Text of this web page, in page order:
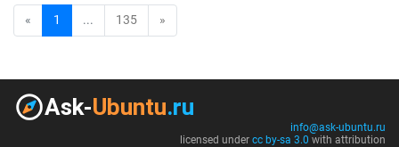
« 1 ... 135 »
info@ask-ubuntu.ru
licensed under cc by-sa 3.0 with attribution